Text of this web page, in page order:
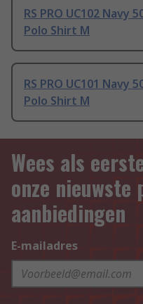
RS PRO UC102 Navy
Polo Shirt M
RS PRO UC101 Navy
Polo Shirt M
Wees als
onze nieuwste
aanbiedingen
E-mailadres